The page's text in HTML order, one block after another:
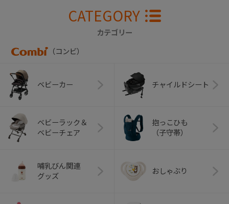
CATEGORY
カテゴリー
（コンビ）
ベビーカー チャイルドシート
ベビーラック＆
ベビーチェア
抱っこひも
（子守帯）
哺乳びん関連
グッズ
おしゃぶり